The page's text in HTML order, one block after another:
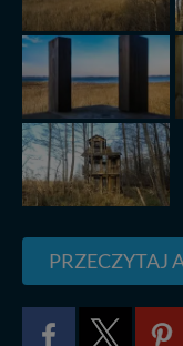
PRZECZYTAJ
Klikając znak X
wyrażasz zgodę
Nasz serwis nie
Twoich danych
trzecim.
Twoich danych
danych z
w przypadku
itp). Więcej
Administratorem
skontaktować